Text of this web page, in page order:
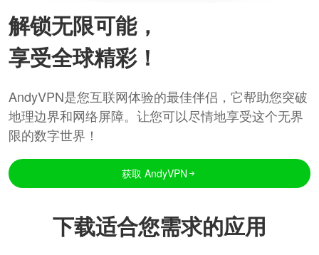
解锁无限可能，
享受全球精彩！
AndyVPN是您互联网体验的最佳伴侣，它帮助您突破
地理边界和网络屏障。让您可以尽情地享受这个无界
限的数字世界！
获取 AndyVPN
下载适合您需求的应用